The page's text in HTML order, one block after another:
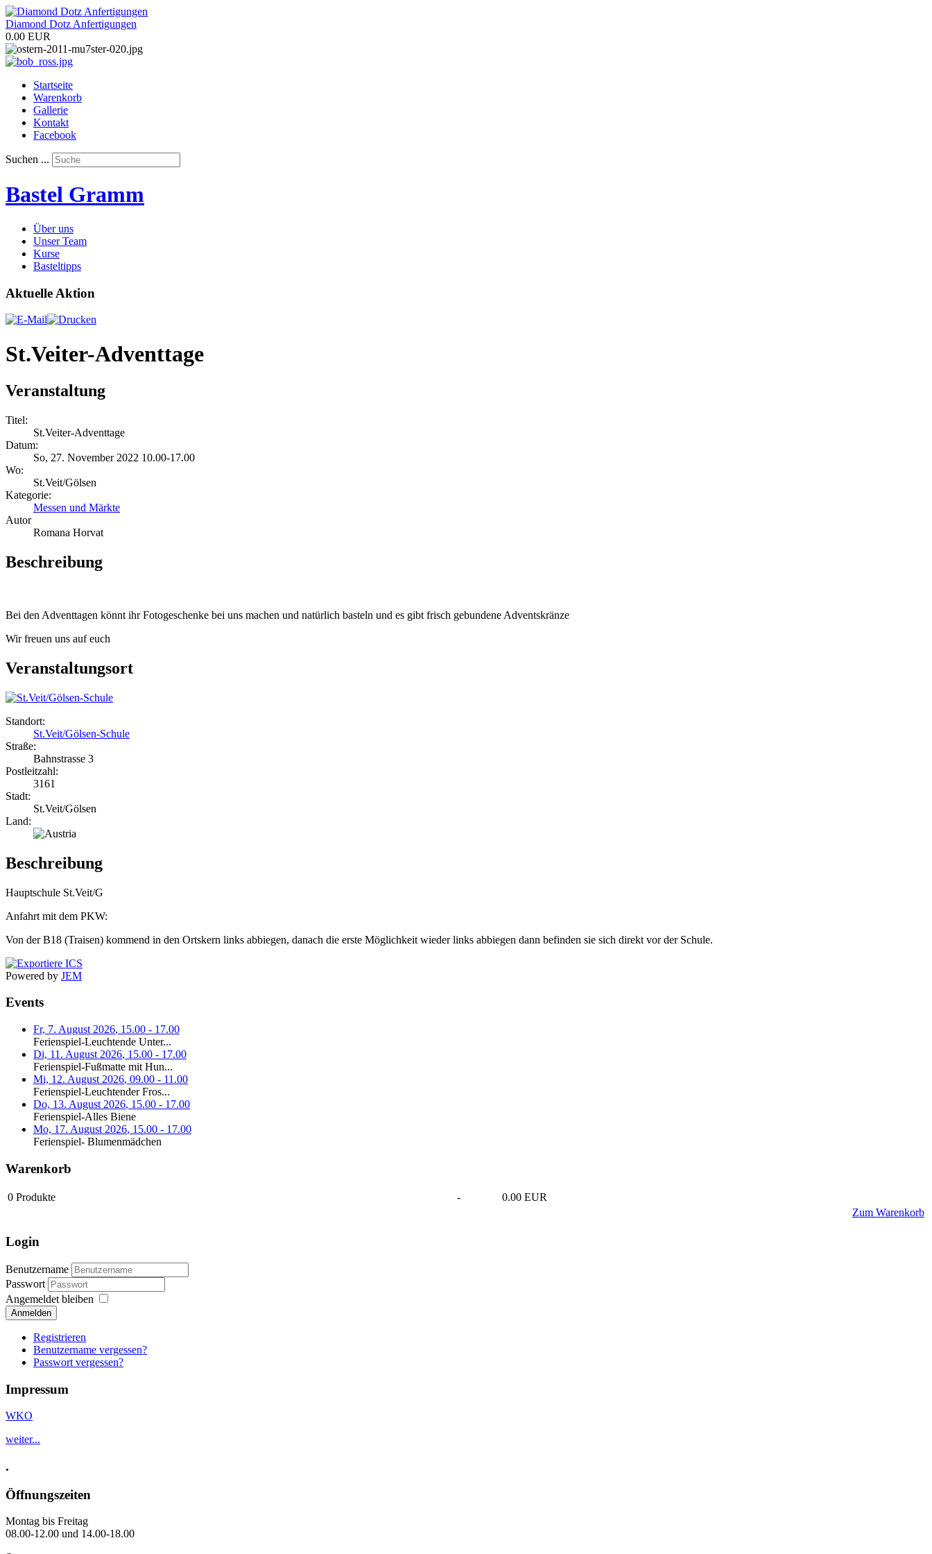
Diamond Dotz Anfertigungen
0.00 EUR
Startseite
Warenkorb
Gallerie
Kontakt
Facebook
Suchen ...
Bastel Gramm
Über uns
Unser Team
Kurse
Basteltipps
Aktuelle Aktion
St.Veiter-Adventtage
Veranstaltung
Titel:
St.Veiter-Adventtage
Datum:
So, 27. November 2022 10.00-17.00
Wo:
St.Veit/Gölsen
Kategorie:
Messen und Märkte
Autor
Romana Horvat
Beschreibung
Bei den Adventtagen könnt ihr Fotogeschenke bei uns machen und natürlich basteln und es gibt frisch gebundene Adventskränze
Wir freuen uns auf euch
Veranstaltungsort
Standort:
St.Veit/Gölsen-Schule
Straße:
Bahnstrasse 3
Postleitzahl:
3161
Stadt:
St.Veit/Gölsen
Land:
Beschreibung
Hauptschule St.Veit/G
Anfahrt mit dem PKW:
Von der B18 (Traisen) kommend in den Ortskern links abbiegen, danach die erste Möglichkeit wieder links abbiegen dann befinden sie sich direkt vor der Schule.
Powered by JEM
Events
Fr, 7. August 2026, 15.00 - 17.00
Ferienspiel-Leuchtende Unter...
Di, 11. August 2026, 15.00 - 17.00
Ferienspiel-Fußmatte mit Hun...
Mi, 12. August 2026, 09.00 - 11.00
Ferienspiel-Leuchtender Fros...
Do, 13. August 2026, 15.00 - 17.00
Ferienspiel-Alles Biene
Mo, 17. August 2026, 15.00 - 17.00
Ferienspiel- Blumenmädchen
Warenkorb
0 Produkte -
0.00 EUR
Zum Warenkorb
Login
Benutzername
Passwort
Angemeldet bleiben
Anmelden
Registrieren
Benutzername vergessen?
Passwort vergessen?
Impressum
WKO
weiter...
.
Öffnungszeiten
Montag bis Freitag
08.00-12.00 und 14.00-18.00